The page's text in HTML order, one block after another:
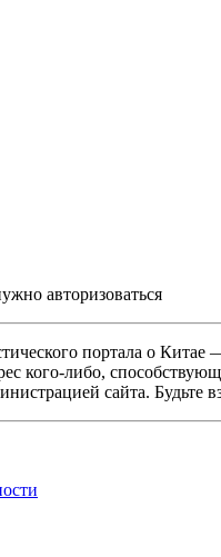
авторизоваться
портала о Китае
кого-либо,
сайта.